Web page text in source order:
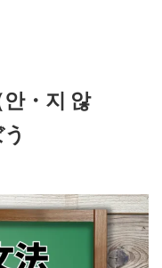
・지 않